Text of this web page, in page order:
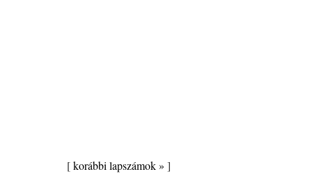
[korábbi lapszámok » ]